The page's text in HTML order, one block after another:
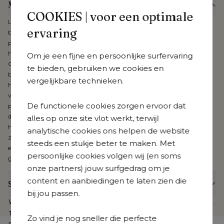
COOKIES | voor een optimale
ervaring
Om je een fijne en persoonlijke surfervaring
te bieden, gebruiken we cookies en
vergelijkbare technieken.
De functionele cookies zorgen ervoor dat
alles op onze site vlot werkt, terwijl
analytische cookies ons helpen de website
steeds een stukje beter te maken. Met
persoonlijke cookies volgen wij (en soms
onze partners) jouw surfgedrag om je
content en aanbiedingen te laten zien die
bij jou passen.
Zo vind je nog sneller die perfecte
Meer informatie
Laat het stijlvolle, zachte design van de Orso collectie vervloeien met je
buitenomgeving. Combineer onderhoudsvriendelijk aluminium met
prachtige, weerbestendige rope voor een buitenbeleving van het
hoogste niveau. De kussens zijn uniek en uiterst kwalitatief dankzij hun
Cosytica-stof. Verbind interieur met exterieur en beleef de gezelligste
buitenmomenten aan je poolhouse, onder je patio of pergola. De stof
heeft een speciaal ontwikkelde coating en is daardoor waterresistent,
vuilafstotend en vlekbestendig. Dankzij de diepe kleuring van de
polypropyleen vezel is de stof slijt- en kleurvast. Gecombineerd met een
dubbele laag sneldrogend schuim met open poriënstructuur creëer je
het comfortabelste loungegevoel ooit. Alle kussens hebben een rits en
zijn machinewasbaar. Cosytica is verkrijgbaar in verschillende kleuren
en patronen, ook beschikbaar voor je poef, sierkussens, etc. Bij Cosytica
geniet je van 3 jaar garantie.
Specificaties
Webartikelnummer
Te zien in de showroom